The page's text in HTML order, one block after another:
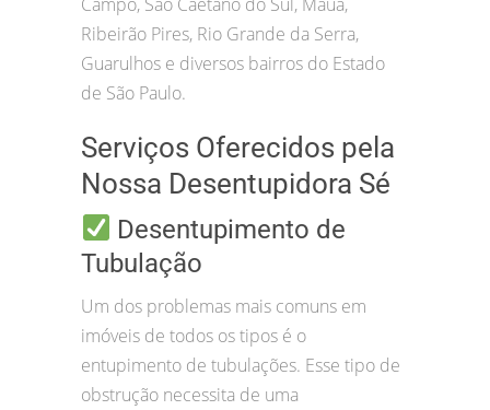
Ribeirão Pires, Rio Grande da Serra,
Guarulhos e diversos bairros do Estado
de São Paulo.
Serviços Oferecidos pela
Nossa Desentupidora Sé
Desentupimento de
Tubulação
Um dos problemas mais comuns em
imóveis de todos os tipos é o
entupimento de tubulações. Esse tipo de
obstrução necessita de uma